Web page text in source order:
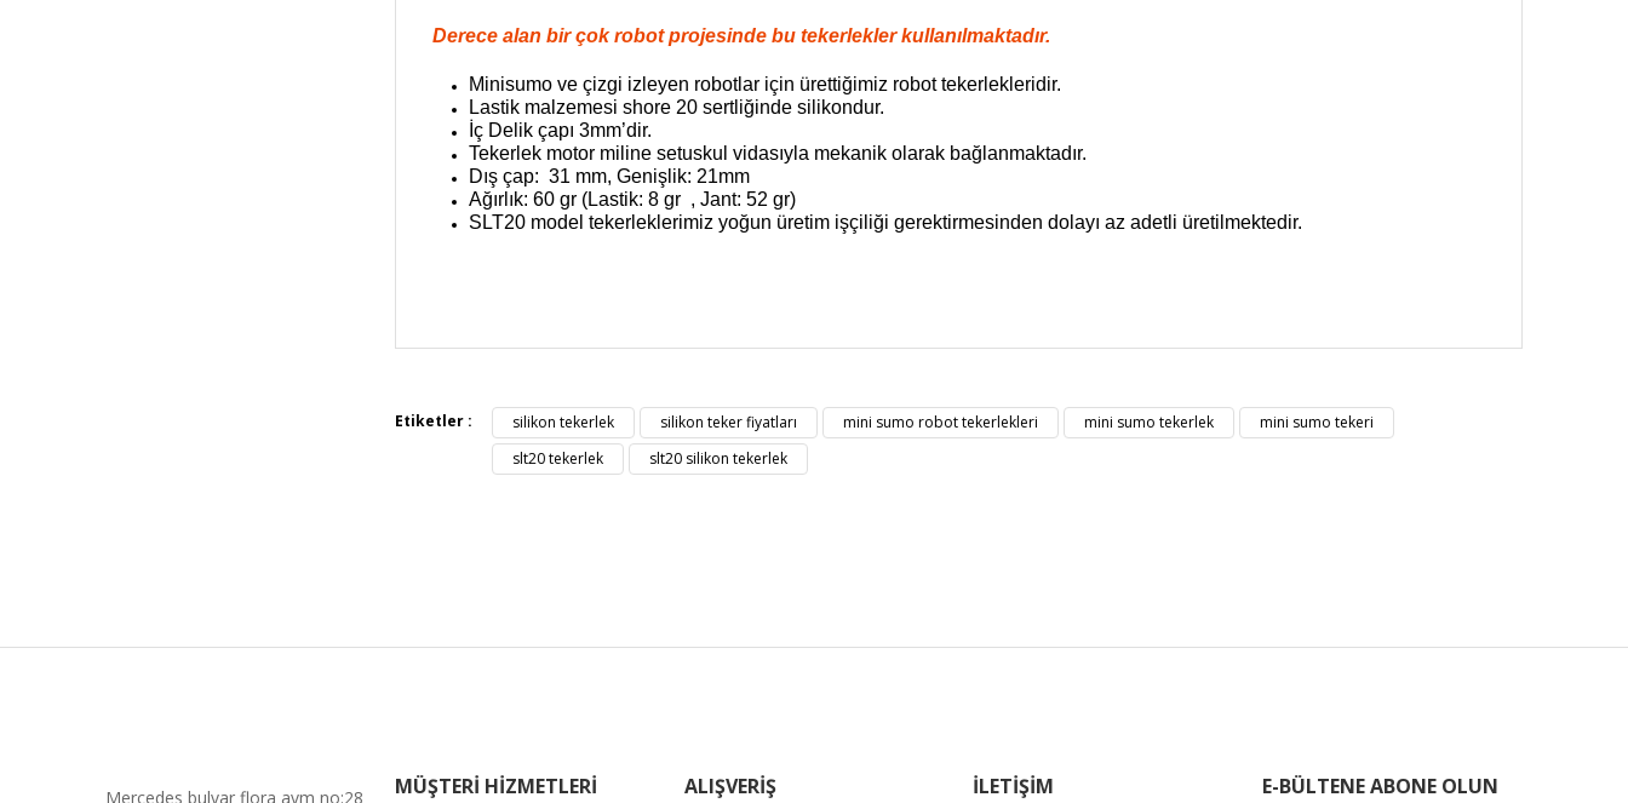
Derece alan bir çok robot projesinde bu tekerlekler kullanılmaktadır.
Minisumo ve çizgi izleyen robotlar için ürettiğimiz robot tekerlekleridir.
Lastik malzemesi shore 20 sertliğinde silikondur.
İç Delik çapı 3mm’dir.
Tekerlek motor miline setuskul vidasıyla mekanik olarak bağlanmaktadır.
Dış çap: 31 mm, Genişlik: 21mm
Ağırlık: 60 gr (Lastik: 8 gr , Jant: 52 gr)
SLT20 model tekerleklerimiz yoğun üretim işçiliği gerektirmesinden dolayı az adetli üretilmektedir.
Ürün resmi kalitesiz, bozuk veya görüntülenemiyor.
Ürün açıklamasında eksik bilgiler bulunuyor.
Etiketler : silikon tekerlek silikon teker fiyatları mini sumo robot tekerlekleri mini sumo tekerlek
mini sumo tekeri
slt20 tekerlek
slt20 silikon tekerlek
Mercedes bulvar flora avm no:28 MÜŞTERİ HİZMETLERİ ALIŞVERİŞ İLETİŞİM E-BÜLTENE ABONE OLUN